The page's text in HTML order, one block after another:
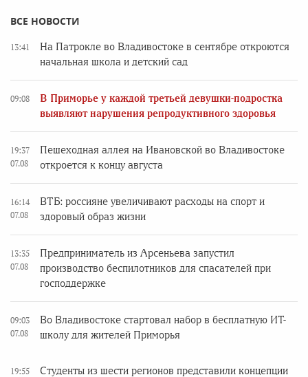
ВСЕ НОВОСТИ
13:41
На Патрокле во Владивостоке в сентябре откроются
начальная школа и детский сад
09:08
В Приморье у каждой третьей девушки-подростка
выявляют нарушения репродуктивного здоровья
19:37
07.08
Пешеходная аллея на Ивановской во Владивостоке
откроется к концу августа
16:14
07.08
ВТБ: россияне увеличивают расходы на спорт и
здоровый образ жизни
13:35
07.08
Предприниматель из Арсеньева запустил
производство беспилотников для спасателей при
господдержке
09:03
07.08
Во Владивостоке стартовал набор в бесплатную ИТ-
школу для жителей Приморья
19:55
Студенты из шести регионов представили концепции